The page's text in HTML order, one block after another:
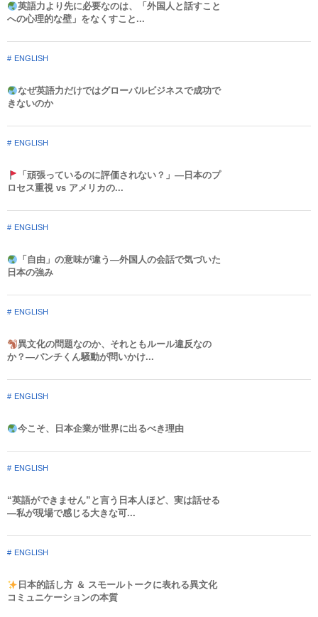
英語力より先に必要なのは、「外国人と話すこと
への心理的な壁」をなくすこと...
ENGLISH
なぜ英語力だけではグローバルビジネスで成功で
きないのか
ENGLISH
「頑張っているのに評価されない？」—日本のプ
ロセス重視 vs アメリカの...
ENGLISH
「自由」の意味が違う—外国人の会話で気づいた
日本の強み
ENGLISH
異文化の問題なのか、それともルール違反なの
か？—パンチくん騒動が問いかけ...
ENGLISH
今こそ、日本企業が世界に出るべき理由
ENGLISH
“英語ができません”と言う日本人ほど、実は話せる
—私が現場で感じる大きな可...
ENGLISH
日本的話し方 ＆ スモールトークに表れる異文化
コミュニケーションの本質